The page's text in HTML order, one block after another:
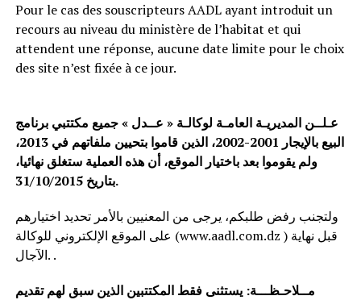
Pour le cas des souscripteurs AADL ayant introduit un
recours au niveau du ministère de l’habitat et qui
attendent une réponse, aucune date limite pour le choix
des site n’est fixée à ce jour.
عـلــن المديريـة العامـة لوكالـة « عــدل » جميع مكتتبي برنامج
البيع بالإيجار 2001-2002، الذين قاموا بتحيين ملفاتهم في 2013،
ولم يقوموا بعد باختيار الموقع، أن هذه العملية ستغلق نهائيا،
بتاريخ 31/10/2015.
ولتجنب رفض طلبكم، يرجى من المعنيين بالأمر تحديد اختيارهم
على الموقع الإلكتروني للوكالة (www.aadl.com.dz ) قبل نهاية
الآجال. .
مــلاحـظـــة: يستثنى فقط المكتتبين الذين سبق لهم تقديم